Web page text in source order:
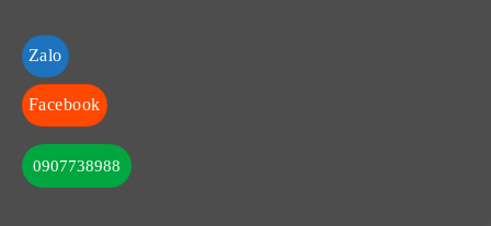
Zalo
Facebook
0907738988